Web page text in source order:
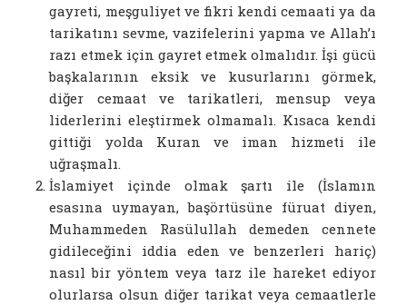
gayreti, meşguliyet ve fikri kendi cemaati ya da
tarikatını sevme, vazifelerini yapma ve Allah’ı
razı etmek için gayret etmek olmalıdır. İşi gücü
başkalarının eksik ve kusurlarını görmek,
diğer cemaat ve tarikatleri, mensup veya
liderlerini eleştirmek olmamalı. Kısaca kendi
gittiği yolda Kuran ve iman hizmeti ile
uğraşmalı.
İslamiyet içinde olmak şartı ile (İslamın
esasına uymayan, başörtüsüne füruat diyen,
Muhammeden Rasülullah demeden cennete
gidileceğini iddia eden ve benzerleri hariç)
nasıl bir yöntem veya tarz ile hareket ediyor
olurlarsa olsun diğer tarikat veya cemaatlerle